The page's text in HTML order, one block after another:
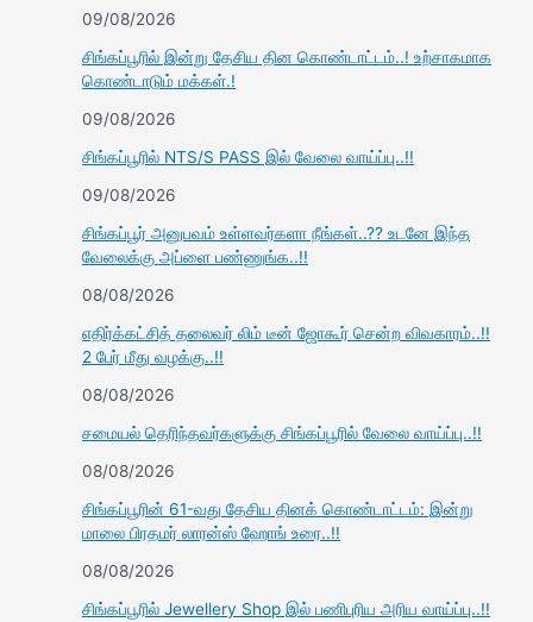
09/08/2026
சிங்கப்பூரில் இன்று தேசிய தின கொண்டாட்டம்..! உற்சாகமாக
கொண்டாடும் மக்கள்.!
09/08/2026
சிங்கப்பூரில் NTS/S PASS இல் வேலை வாய்ப்பு..!!
09/08/2026
சிங்கப்பூர் அனுபவம் உள்ளவர்களா நீங்கள்..?? உடனே இந்த
வேலைக்கு அப்ளை பண்ணுங்க..!!
08/08/2026
எதிர்க்கட்சித் தலைவர் லிம் டீன் ஜோகூர் சென்ற விவகாரம்..!!
2 பேர் மீது வழக்கு..!!
08/08/2026
சமையல் தெரிந்தவர்களுக்கு சிங்கப்பூரில் வேலை வாய்ப்பு..!!
08/08/2026
சிங்கப்பூரின் 61-வது தேசிய தினக் கொண்டாட்டம்: இன்று
மாலை பிரதமர் லாரன்ஸ் ஹோங் உரை..!!
08/08/2026
சிங்கப்பூரில் Jewellery Shop இல் பணிபுரிய அரிய வாய்ப்பு..!!